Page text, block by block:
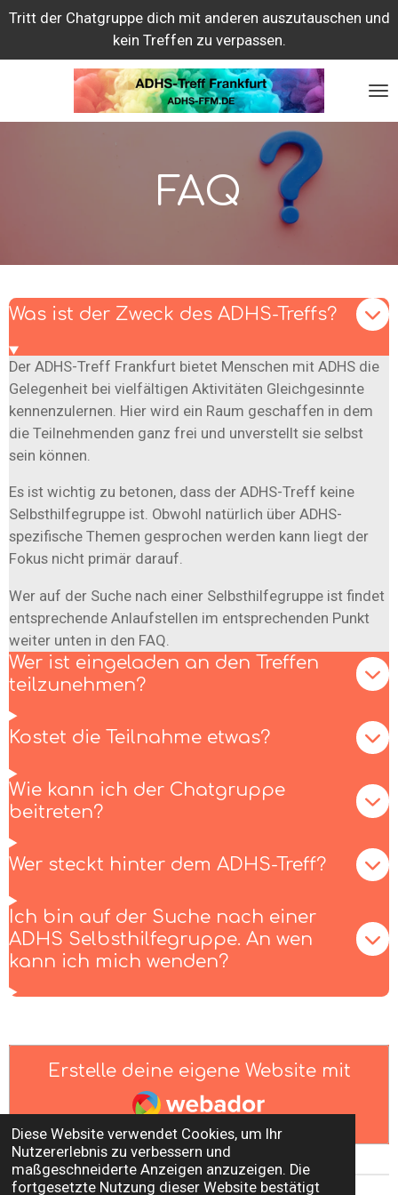
Diese Website verwendet Cookies, um Ihr
Nutzererlebnis zu verbessern und
maßgeschneiderte Anzeigen anzuzeigen. Die
fortgesetzte Nutzung dieser Website bestätigt
Zum
springen
Tritt der Chatgruppe dich mit anderen auszutauschen und
kein Treffen zu verpassen.
FAQ
Was ist der Zweck des ADHS-Treffs?
Der ADHS-Treff Frankfurt bietet Menschen mit ADHS die
Gelegenheit bei vielfältigen Aktivitäten Gleichgesinnte
kennenzulernen. Hier wird ein Raum geschaffen in dem
die Teilnehmenden ganz frei und unverstellt sie selbst
sein können.
Es ist wichtig zu betonen, dass der ADHS-Treff keine
Selbsthilfegruppe ist. Obwohl natürlich über ADHS-
spezifische Themen gesprochen werden kann liegt der
Fokus nicht primär darauf.
Wer auf der Suche nach einer Selbsthilfegruppe ist findet
entsprechende Anlaufstellen im entsprechenden Punkt
weiter unten in den FAQ.
Wer ist eingeladen an den Treffen
teilzunehmen?
Kostet die Teilnahme etwas?
Wie kann ich der Chatgruppe
beitreten?
Wer steckt hinter dem ADHS-Treff?
Ich bin auf der Suche nach einer
ADHS Selbsthilfegruppe. An wen
kann ich mich wenden?
Erstelle deine eigene Website mit
Webador